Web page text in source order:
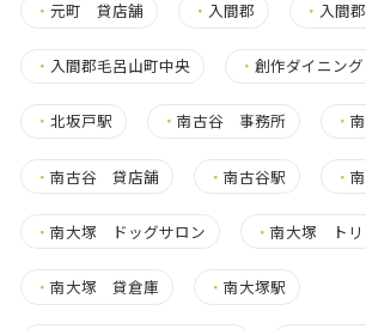
・ 元町 貸店舗 ・ 入間郡 ・ 入間
・ 入間郡毛呂山町中央 ・創作ダイニン
・ 北坂戸駅 ・南古谷 事務所 ・
・ 南古谷 貸店舗 ・南古谷駅 ・
・ 南大塚 ドッグサロン ・南大塚 トリ
・ 南大塚 貸倉庫 ・南大塚駅